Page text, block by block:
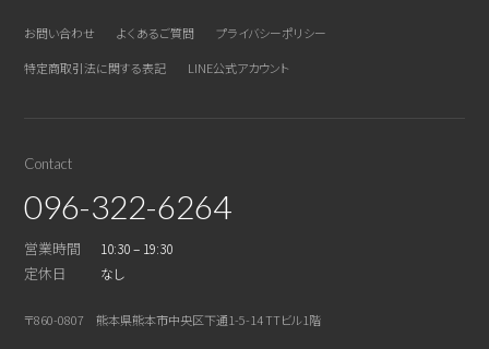
お問い合わせ よくあるご質問
プライバシーポリシー
特定商取引法に関する表記
LINE公式アカウント
Contact
096-322-6264
営業時間 10:30 – 19:30
定休日 なし
〒860-0807 熊本県熊本市中央区下通1-5-14 TTビル1階